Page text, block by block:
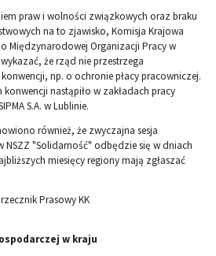
praw i wolności związkowych oraz braku
na to zjawisko, Komisja Krajowa
Międzynarodowej Organizacji Pracy w
że rząd nie przestrzega
np. o ochronie płacy pracowniczej.
nastąpiło w zakładach pracy
S.A. w Lublinie.
również, że zwyczajna sesja
NSZZ "Solidarność" odbędzie się w dniach
miesięcy regiony mają zgłaszać
Prasowy KK
w kraju